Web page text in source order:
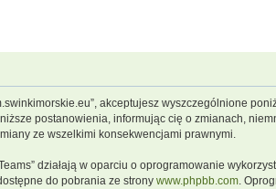
akceptujesz wyszczególnione
postanowienia, informując cię o zmianach,
ze wszelkimi konsekwencjami prawnymi.
Teams” działają w oparciu o oprogramowanie
do pobrania ze strony www.phpbb.com.